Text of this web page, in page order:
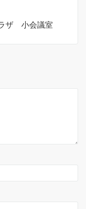
ザ 小会議室